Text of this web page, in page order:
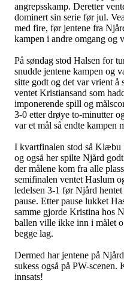
angrepsskamp. Deretter
dominert sin serie før jul.
med fire, før jentene fra
kampen i andre omgang og
På søndag stod Halsen for
snudde jentene kampen og
sitte godt og det var vrient å
ventet Kristiansand som
imponerende spill og
3-0 etter drøye to-minutter
var et mål så endte kampen
I kvartfinalen stod så Klæbu
og også her spilte Njård
der målene kom fra alle
semifinalen ventet Haslum
ledelsen 3-1 før Njård
pause. Etter pause lukket
samme gjorde Kristina hos
ballen ville ikke inn i målet
begge lag.
Dermed har jentene på
sukess også på PW-scenen.
innsats!